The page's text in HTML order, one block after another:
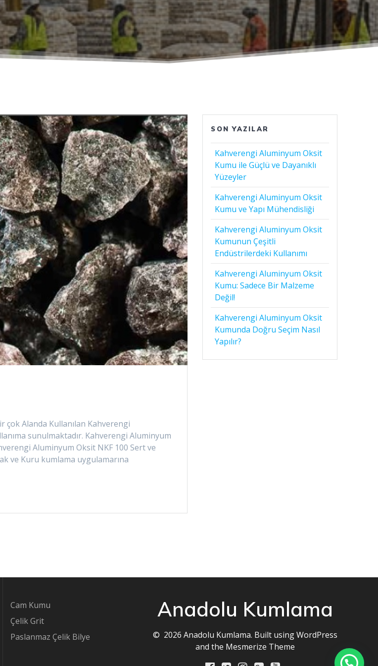
çok Alanda Kullanılan Kahverengi
sunulmaktadır. Kahverengi Aluminyum
Aluminyum Oksit NKF 100 Sert ve
ve Kuru kumlama uygulamarına
SON YAZILAR
Kahverengi Aluminyum Oksit
Kumu ile Güçlü ve Dayanıklı
Yüzeyler
Kahverengi Aluminyum Oksit
Kumu ve Yapı Mühendisliği
Kahverengi Aluminyum Oksit
Kumunun Çeşitli
Endüstrilerdeki Kullanımı
Kahverengi Aluminyum Oksit
Kumu: Sadece Bir Malzeme
Değil!
Kahverengi Aluminyum Oksit
Kumunda Doğru Seçim Nasıl
Yapılır?
Cam Kumu
Çelik Grit
Paslanmaz Çelik Bilye
Anadolu Kumlama
© 2026 Anadolu Kumlama. Built using WordPress
and the Mesmerize Theme